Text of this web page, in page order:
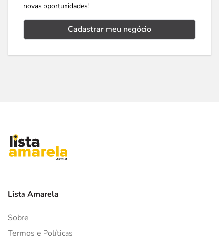
novas oportunidades!
Cadastrar meu negócio
Lista Amarela
Sobre
Termos e Políticas